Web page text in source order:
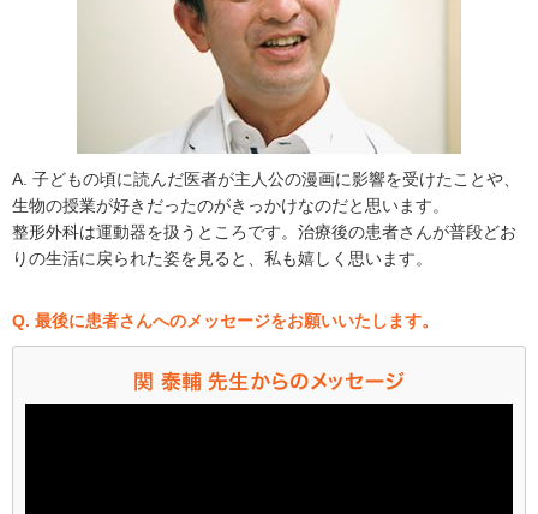
A. 子どもの頃に読んだ医者が主人公の漫画に影響を受けたことや、
生物の授業が好きだったのがきっかけなのだと思います。
整形外科は運動器を扱うところです。治療後の患者さんが普段どお
りの生活に戻られた姿を見ると、私も嬉しく思います。
Q. 最後に患者さんへのメッセージをお願いいたします。